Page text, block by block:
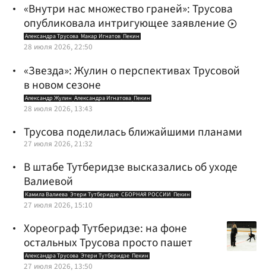
«Внутри нас множество граней»: Трусова
опубликовала интригующее заявление
Александра Трусова Макар Игнатов Пекин
28 июля 2026, 22:50
«Звезда»: Жулин о перспективах Трусовой
в новом сезоне
Александр Жулин Александра Игнатова Пекин
28 июля 2026, 13:43
Трусова поделилась ближайшими планами
27 июля 2026, 21:32
В штабе Тутберидзе высказались об уходе
Валиевой
Камила Валиева Этери Тутберидзе СБОРНАЯ РОССИИ Пекин
27 июля 2026, 15:10
Хореограф Тутберидзе: на фоне
остальных Трусова просто пашет
Александра Трусова Этери Тутберидзе Пекин
27 июля 2026, 13:50